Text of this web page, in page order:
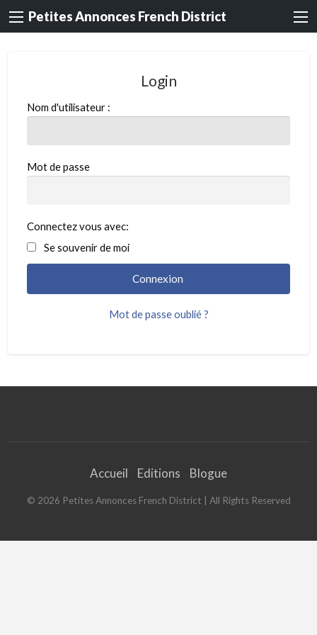
Petites Annonces French District
Login
Nom d'utilisateur :
Mot de passe
Connectez vous avec:
Se souvenir de moi
Mot de passe oublié ?
Accueil Editions Blogue
© 2026 Petites Annonces French District | All Rights Reserved